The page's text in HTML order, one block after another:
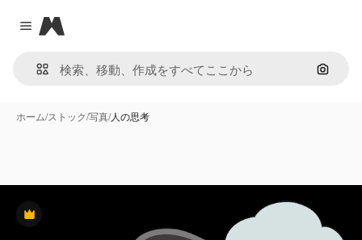
Close menu
Magnific
画像で
ホーム/ストック/写真/人の思考
Premium